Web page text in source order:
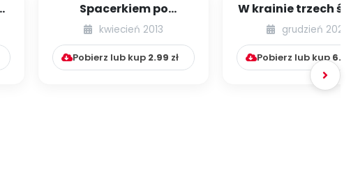
Spacerkiem po
Krakowie (inscenizacja
muzyczno-ruchowa)
kwiecień 2013
Pobierz lub kup 2.99 zł
W krainie trzech
grudzień 2020
Pobierz lub kup